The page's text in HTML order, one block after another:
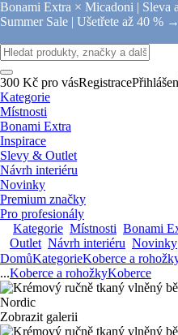
Bonami Extra × Micadoni | Sleva
Summer Sale | Ušetřete až 40 % →
300 Kč pro vásRegistrace
Kategorie
Místnosti
Bonami Extra
Inspirace
Slevy & Outlet
Návrh interiéru
Novinky
Premium značky
Pro profesionály
Kategorie Místnosti Bonami
Outlet Návrh interiéru Novinky
DomůKategorieKoberce a
...Koberce a rohožkyKoberce
Zobrazit galerii